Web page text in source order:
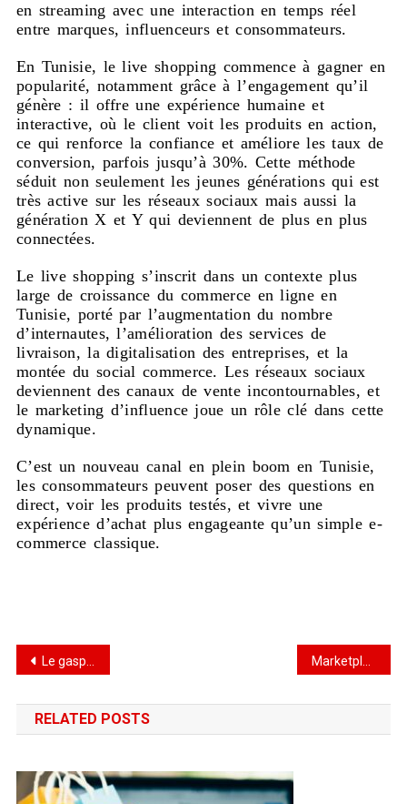
en streaming avec une interaction en temps réel
entre marques, influenceurs et consommateurs.
En Tunisie, le live shopping commence à gagner en
popularité, notamment grâce à l’engagement qu’il
génère : il offre une expérience humaine et
interactive, où le client voit les produits en action,
ce qui renforce la confiance et améliore les taux de
conversion, parfois jusqu’à 30%. Cette méthode
séduit non seulement les jeunes générations qui est
très active sur les réseaux sociaux mais aussi la
génération X et Y qui deviennent de plus en plus
connectées.
Le live shopping s’inscrit dans un contexte plus
large de croissance du commerce en ligne en
Tunisie, porté par l’augmentation du nombre
d’internautes, l’amélioration des services de
livraison, la digitalisation des entreprises, et la
montée du social commerce. Les réseaux sociaux
deviennent des canaux de vente incontournables, et
le marketing d’influence joue un rôle clé dans cette
dynamique.
C’est un nouveau canal en plein boom en Tunisie,
les consommateurs peuvent poser des questions en
direct, voir les produits testés, et vivre une
expérience d’achat plus engageante qu’un simple e-
commerce classique.
Le gaspillage alimentaire : Un fléau silencieux qui coûte cher à la Tunisie
RELATED POSTS